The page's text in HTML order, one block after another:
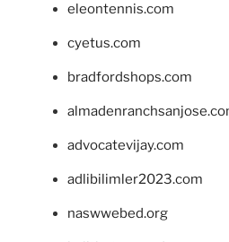
eleontennis.com
cyetus.com
bradfordshops.com
advocatevijay.com
adlibilimler2023.com
naswwebed.org